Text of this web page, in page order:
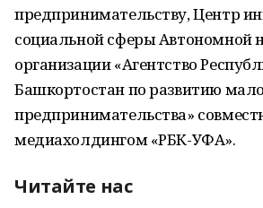
предпринимательству, Центр
социальной сферы Автономной
организации «Агентство
Башкортостан по развитию
предпринимательства»
медиахолдингом «РБК-УФА».
Читайте нас